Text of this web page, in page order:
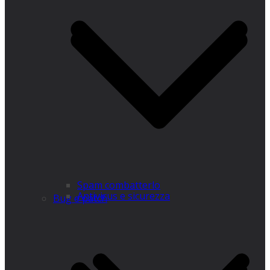
Spam combatterlo
Bug e patch
Antivirus e sicurezza